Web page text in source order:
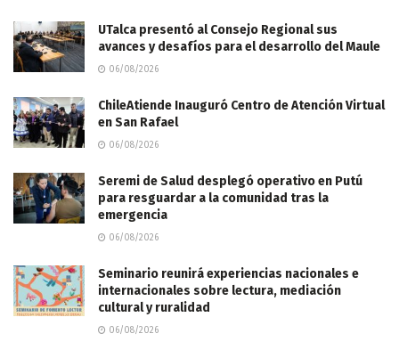
UTalca presentó al Consejo Regional sus
avances y desafíos para el desarrollo del Maule
06/08/2026
ChileAtiende Inauguró Centro de Atención Virtual
en San Rafael
06/08/2026
Seremi de Salud desplegó operativo en Putú
para resguardar a la comunidad tras la
emergencia
06/08/2026
Seminario reunirá experiencias nacionales e
internacionales sobre lectura, mediación
cultural y ruralidad
06/08/2026